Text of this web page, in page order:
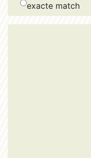
exacte match